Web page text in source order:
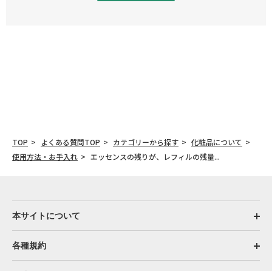
TOP よくある質問TOP カテゴリーから探す
化粧品について
使用方法・お手入れ
エッセンスの残りが、レフィルの残量...
本サイトについて
各種規約